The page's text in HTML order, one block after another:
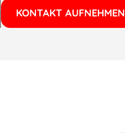
KONTAKT AUFNEHMEN